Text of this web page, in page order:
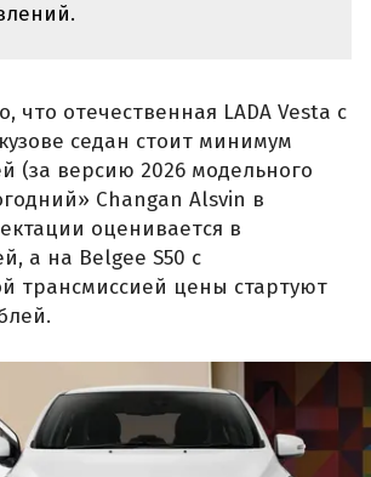
что отечественная LADA Vesta с
седан стоит минимум
(за версию 2026 модельного
Changan Alsvin в
оценивается в
а на Belgee S50 с
трансмиссией цены стартуют